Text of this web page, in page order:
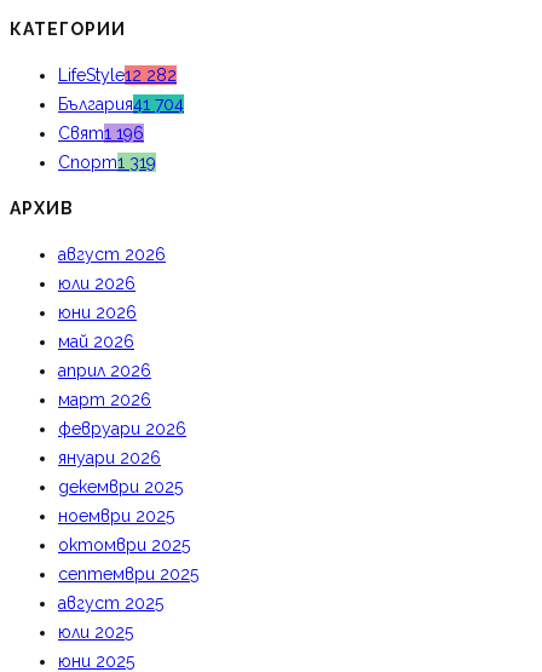
КАТЕГОРИИ
LifeStyle12 282
България41 704
Свят1 196
Спорт1 319
АРХИВ
август 2026
юли 2026
юни 2026
май 2026
април 2026
март 2026
февруари 2026
януари 2026
декември 2025
ноември 2025
октомври 2025
септември 2025
август 2025
юли 2025
юни 2025